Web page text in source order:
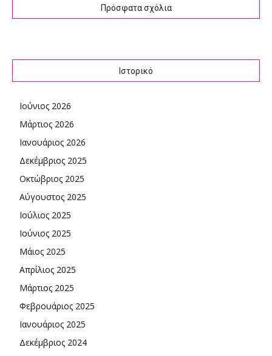
Πρόσφατα σχόλια
Ιστορικό
Ιούνιος 2026
Μάρτιος 2026
Ιανουάριος 2026
Δεκέμβριος 2025
Οκτώβριος 2025
Αύγουστος 2025
Ιούλιος 2025
Ιούνιος 2025
Μάιος 2025
Απρίλιος 2025
Μάρτιος 2025
Φεβρουάριος 2025
Ιανουάριος 2025
Δεκέμβριος 2024